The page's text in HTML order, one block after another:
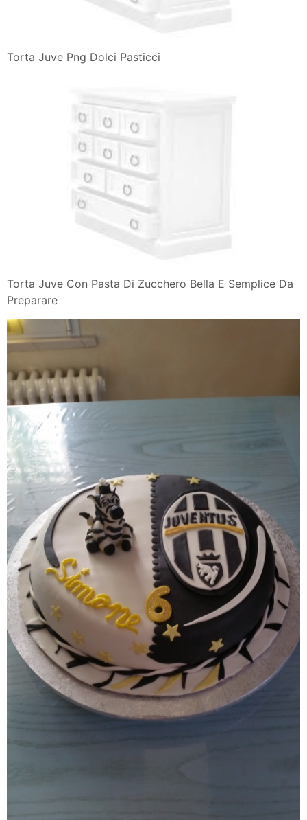
Torta Juve Png Dolci Pasticci
Torta Juve Con Pasta Di Zucchero Bella E Semplice Da
Preparare